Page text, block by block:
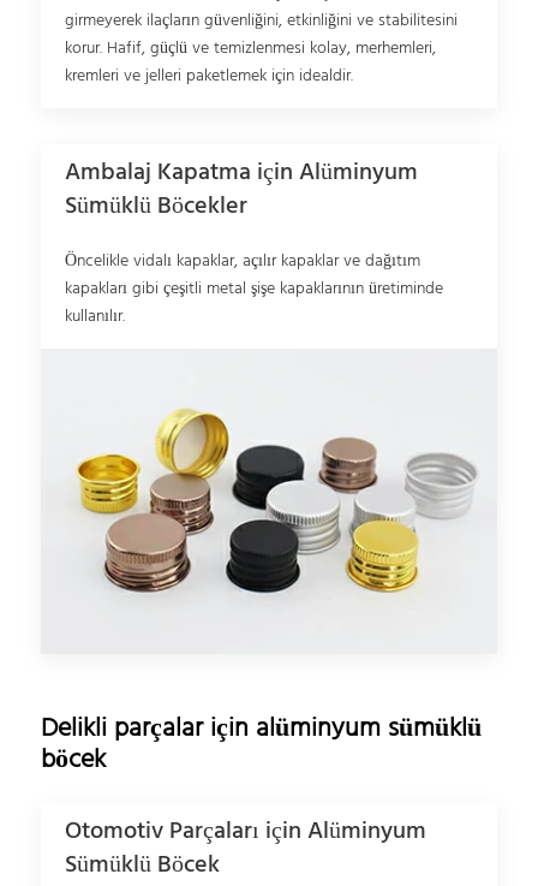
girmeyerek ilaçların güvenliğini, etkinliğini ve stabilitesini
korur. Hafif, güçlü ve temizlenmesi kolay, merhemleri,
kremleri ve jelleri paketlemek için idealdir.
Ambalaj Kapatma için Alüminyum
Sümüklü Böcekler
Öncelikle vidalı kapaklar, açılır kapaklar ve dağıtım
kapakları gibi çeşitli metal şişe kapaklarının üretiminde
kullanılır.
Delikli parçalar için alüminyum sümüklü
böcek
Otomotiv Parçaları için Alüminyum
Sümüklü Böcek